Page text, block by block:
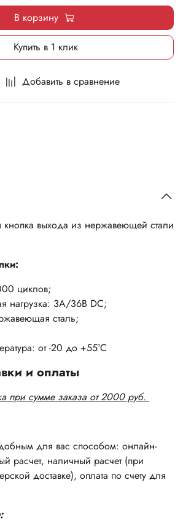
Добавить в сравнение
В корзину
Купить в 1 клик
кнoпкa выxoдa из нepжaвeющeй cтaли
циклов;
нагрузка: 3А/36В DC;
сталь;
от -20 до +55°С
и оплаты
при сумме заказа от 2000 руб.
для вас способом: онлайн-
расчет, наличный расчет (при
доставке), оплата по счету для